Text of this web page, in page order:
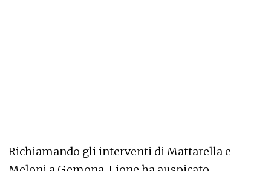
Richiamando gli interventi di Mattarella e